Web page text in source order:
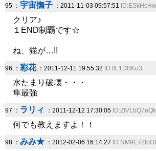
95 ： 宇宙撫子 ：2011-11-03 09:57:51
クリア♪
１END制覇です☆
ね、猫が…!!
96 ： 彩花：2011-12-11 19:55:32 ID:ttL1DBKu3.
水たまり破壊・・・
隼最強
97 ： ラリィ ：2011-12-12 17:30:05 ID:ZlVLbQ7nQk
何でも教えますよ！！
98 ： みみ★ ：2012-02-06 16:14:27